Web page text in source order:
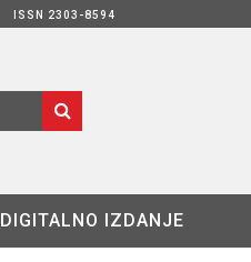
ISSN 2303-8594
DIGITALNO IZDANJE